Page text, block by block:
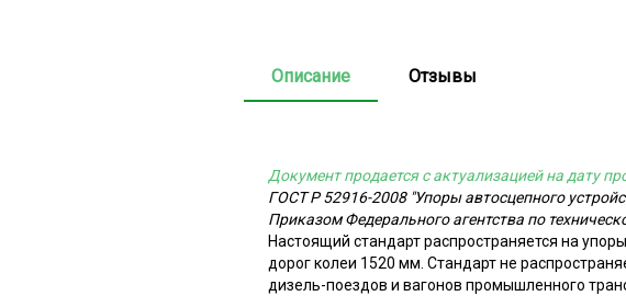
Описание Отзывы
Документ продается с актуализацией на дату
ГОСТ Р 52916-2008 "Упоры автосцепного
Приказом Федерального агентства по
Настоящий стандарт распространяется на
дорог колеи 1520 мм. Стандарт не
дизель-поездов и вагонов промышленного